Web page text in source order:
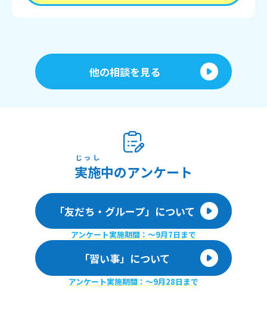
他の相談を見る
実施
じっし
中のアンケート
「友だち・グループ」について
アンケート実施期間：〜9月7日まで
「習い事」について
アンケート実施期間：〜9月28日まで